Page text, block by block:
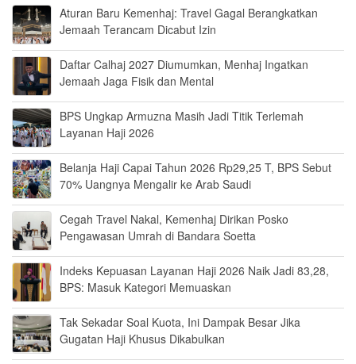
Aturan Baru Kemenhaj: Travel Gagal Berangkatkan
Jemaah Terancam Dicabut Izin
Daftar Calhaj 2027 Diumumkan, Menhaj Ingatkan
Jemaah Jaga Fisik dan Mental
BPS Ungkap Armuzna Masih Jadi Titik Terlemah
Layanan Haji 2026
Belanja Haji Capai Tahun 2026 Rp29,25 T, BPS Sebut
70% Uangnya Mengalir ke Arab Saudi
Cegah Travel Nakal, Kemenhaj Dirikan Posko
Pengawasan Umrah di Bandara Soetta
Indeks Kepuasan Layanan Haji 2026 Naik Jadi 83,28,
BPS: Masuk Kategori Memuaskan
Tak Sekadar Soal Kuota, Ini Dampak Besar Jika
Gugatan Haji Khusus Dikabulkan